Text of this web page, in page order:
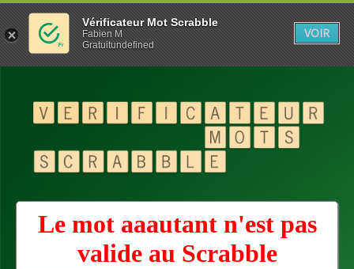
Le mot aaautant n'est pas
valide au Scrabble
Vérificateur Mot Scrabble
Fabien M
Gratuitundefined
VOIR